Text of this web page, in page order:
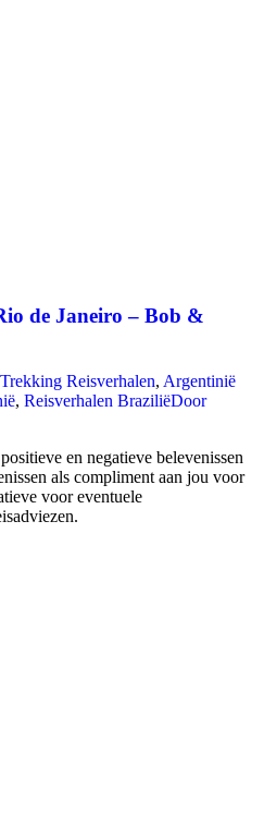
de Janeiro – Bob &
Reisverhalen, Argentinië
, Reisverhalen BraziliëDoor
en negatieve belevenissen
als compliment aan jou voor
voor eventuele